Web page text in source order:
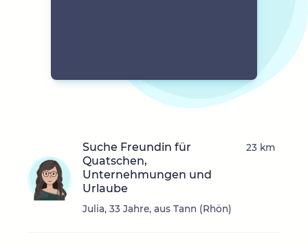
Suche Freundin für
Quatschen,
Unternehmungen und
Urlaube
Julia, 33 Jahre, aus Tann (Rhön)
23 km